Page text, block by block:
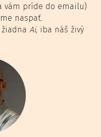
vám príde do emailu)
naspať.
Ai, iba náš živý